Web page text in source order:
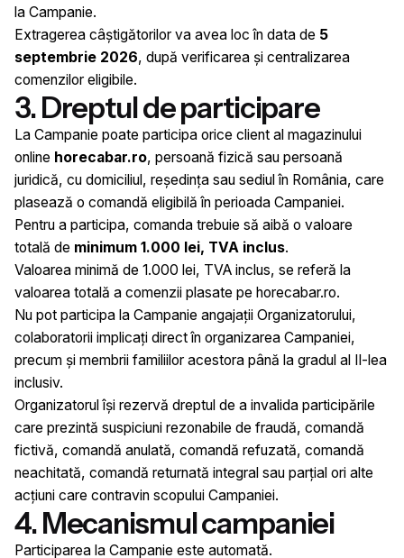
la Campanie.
Extragerea câștigătorilor va avea loc în data de 5
septembrie 2026, după verificarea și centralizarea
comenzilor eligibile.
3. Dreptul de participare
La Campanie poate participa orice client al magazinului
online horecabar.ro, persoană fizică sau persoană
juridică, cu domiciliul, reședința sau sediul în România, care
plasează o comandă eligibilă în perioada Campaniei.
Pentru a participa, comanda trebuie să aibă o valoare
totală de minimum 1.000 lei, TVA inclus.
Valoarea minimă de 1.000 lei, TVA inclus, se referă la
valoarea totală a comenzii plasate pe horecabar.ro.
Nu pot participa la Campanie angajații Organizatorului,
colaboratorii implicați direct în organizarea Campaniei,
precum și membrii familiilor acestora până la gradul al II-lea
inclusiv.
Organizatorul își rezervă dreptul de a invalida participările
care prezintă suspiciuni rezonabile de fraudă, comandă
fictivă, comandă anulată, comandă refuzată, comandă
neachitată, comandă returnată integral sau parțial ori alte
acțiuni care contravin scopului Campaniei.
4. Mecanismul campaniei
Participarea la Campanie este automată.